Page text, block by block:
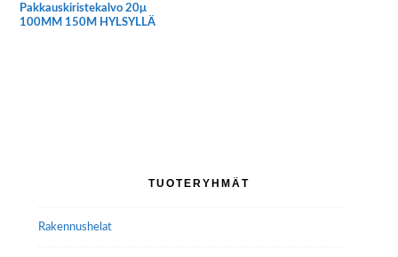
Pakkauskiristekalvo 20μ
100MM 150M HYLSYLLÄ
TUOTERYHMÄT
Rakennushelat